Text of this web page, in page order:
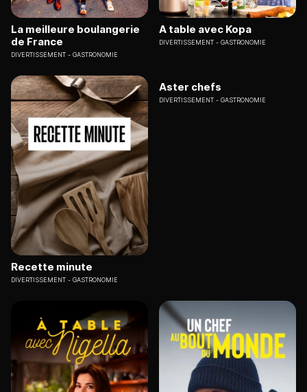
La meilleure boulangerie
de France
DIVERTISSEMENT GASTRONOMIE
A table avec Kopa
DIVERTISSEMENT GASTRONOMIE
Recette minute
DIVERTISSEMENT GASTRONOMIE
Aster chefs
DIVERTISSEMENT GASTRONOMIE